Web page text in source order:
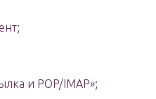
и POP/IMAP»;